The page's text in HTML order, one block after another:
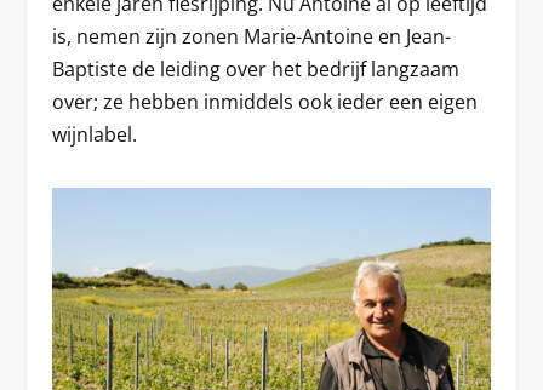
is, nemen zijn zonen Marie-Antoine en Jean-
Baptiste de leiding over het bedrijf langzaam
over; ze hebben inmiddels ook ieder een eigen
wijnlabel.